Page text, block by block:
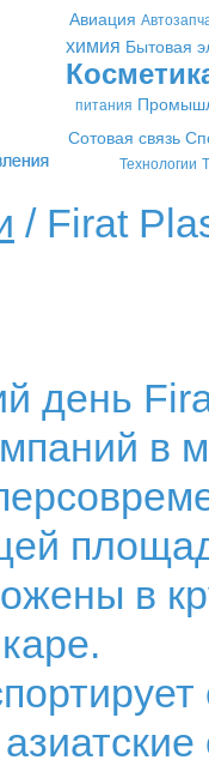
Авиация
химия Бытовая
питания
Сотовая связь
Технологии
/ Firat
день
в
в